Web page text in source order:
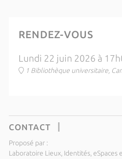
RENDEZ-VOUS
Lundi 22 juin 2026 à
1 Bibliothèque universitaire,
CONTACT
Proposé par :
Laboratoire Lieux, Identités, eSpaces